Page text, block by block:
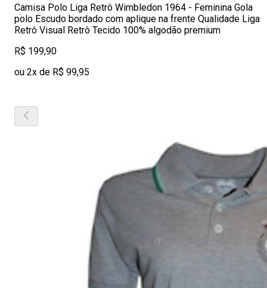
Camisa Polo Liga Retrô Wimbledon 1964 - Feminina Gola
polo Escudo bordado com aplique na frente Qualidade Liga
Retrô Visual Retrô Tecido 100% algodão premium
R$ 199,90
ou 2x de R$ 99,95